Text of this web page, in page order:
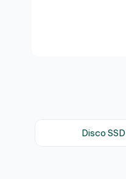
Disco SSD